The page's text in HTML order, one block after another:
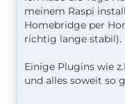
meinem Raspi
Homebridge per
richtig lange stabil).
Einige Plugins wie
und alles soweit so